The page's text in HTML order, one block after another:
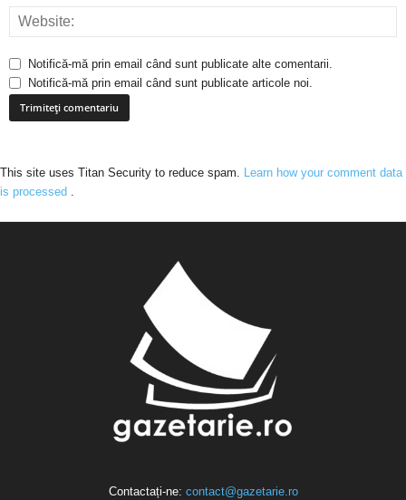
Notifică-mă prin email când sunt publicate alte comentarii.
Notifică-mă prin email când sunt publicate articole noi.
This site uses Titan Security to reduce spam. Learn how your comment data
is processed .
Contactați-ne: contact@gazetarie.ro